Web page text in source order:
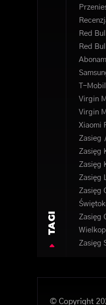
TAGI
Red
Red
T-
Virgin
Virgin
Xiaomi
Zasieg
Zasięg
Zasięg
Zasięg
Zasięg
Zasięg
Zasięg
© Copyright